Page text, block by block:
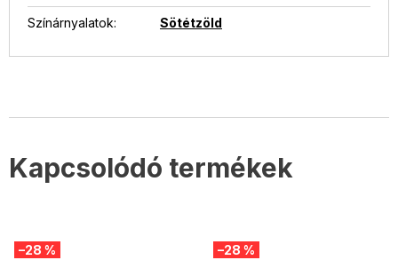
Kapcsolódó termékek
–28 % –28 %
Színárnyalatok: Sötétzöld